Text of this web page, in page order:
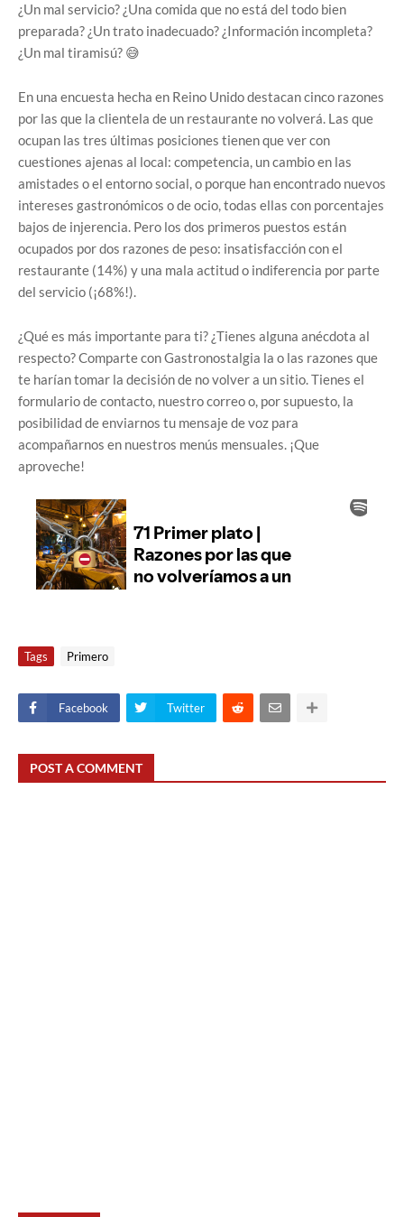
¿Un mal servicio? ¿Una comida que no está del todo bien
preparada? ¿Un trato inadecuado? ¿Información incompleta?
¿Un mal tiramisú? 😅
En una encuesta hecha en Reino Unido destacan cinco razones
por las que la clientela de un restaurante no volverá. Las que
ocupan las tres últimas posiciones tienen que ver con
cuestiones ajenas al local: competencia, un cambio en las
amistades o el entorno social, o porque han encontrado nuevos
intereses gastronómicos o de ocio, todas ellas con porcentajes
bajos de injerencia. Pero los dos primeros puestos están
ocupados por dos razones de peso: insatisfacción con el
restaurante (14%) y una mala actitud o indiferencia por parte
del servicio (¡68%!).
¿Qué es más importante para ti? ¿Tienes alguna anécdota al
respecto? Comparte con Gastronostalgia la o las razones que
te harían tomar la decisión de no volver a un sitio. Tienes el
formulario de contacto, nuestro correo o, por supuesto, la
posibilidad de enviarnos tu mensaje de voz para
acompañarnos en nuestros menús mensuales. ¡Que
aproveche!
Tags Primero
Facebook Twitter
POST A COMMENT